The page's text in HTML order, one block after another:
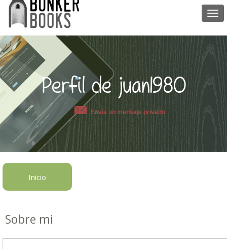
Perfil de juan1980
Envía un mensaje privado
Inicio
Sobre mi